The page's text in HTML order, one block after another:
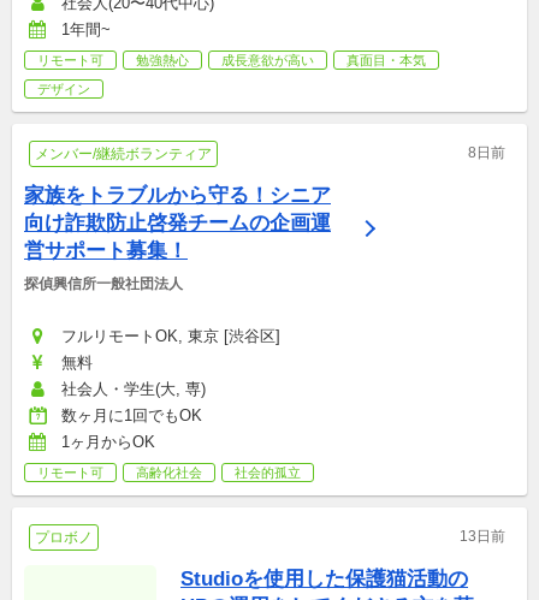
1年間~
リモート可 勉強熱心 成長意欲が高い
真面目・本気
デザイン
メンバー/継続ボランティア 8日前
家族をトラブルから守る！シニア
向け詐欺防止啓発チームの企画運
営サポート募集！
探偵興信所一般社団法人
フルリモートOK, 東京 [渋谷区]
無料
社会人・学生(大, 専)
数ヶ月に1回でもOK
1ヶ月からOK
リモート可 高齢化社会 社会的孤立
プロボノ 13日前
Studioを使用した保護猫活動の